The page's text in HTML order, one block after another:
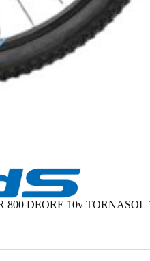
DEORE 10v TORNASOL